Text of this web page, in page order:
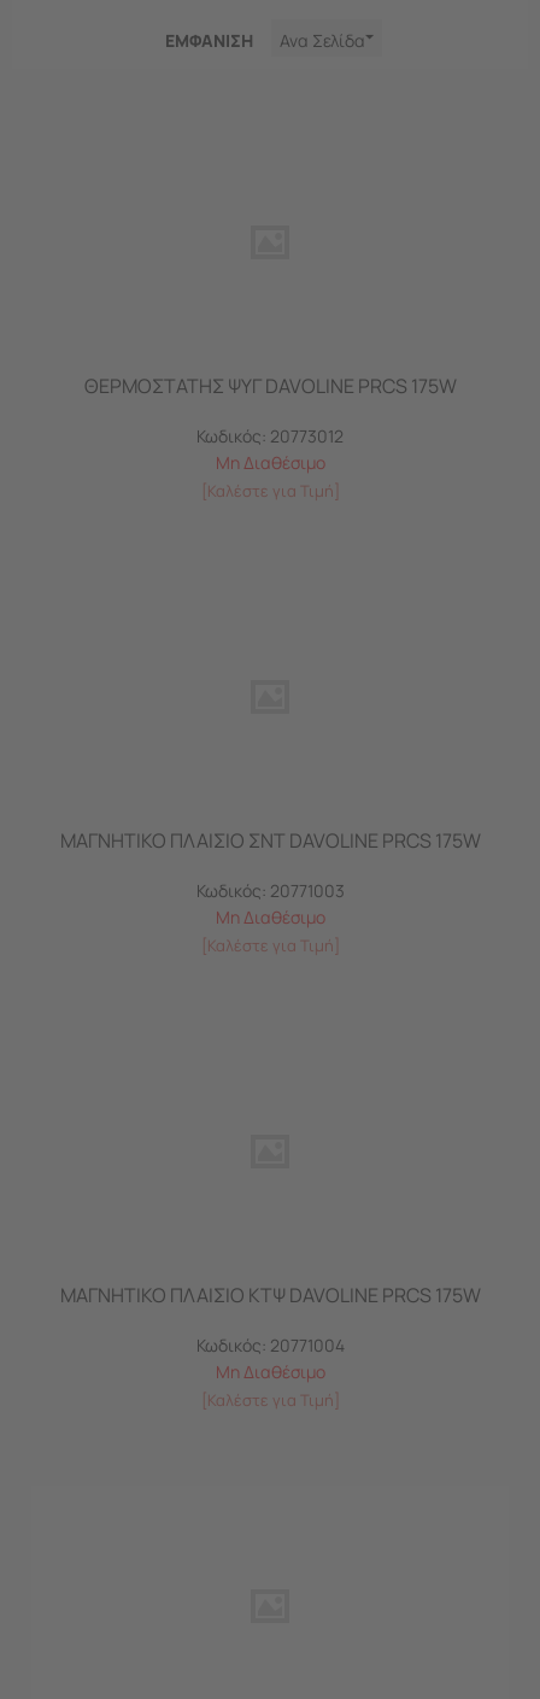
ΕΜΦΑNΙΣΗ Ανα Σελίδα
ΘΕΡΜΟΣΤΑΤΗΣ ΨΥΓ DAVOLINE PRCS 175W
Κωδικός: 20773012
Μη Διαθέσιμο
[Καλέστε για Τιμή]
ΜΑΓΝΗΤΙΚΟ ΠΛΑΙΣΙΟ ΣΝΤ DAVOLINE PRCS 175W
Κωδικός: 20771003
Μη Διαθέσιμο
[Καλέστε για Τιμή]
ΜΑΓΝΗΤΙΚΟ ΠΛΑΙΣΙΟ ΚΤΨ DAVOLINE PRCS 175W
Κωδικός: 20771004
Μη Διαθέσιμο
[Καλέστε για Τιμή]